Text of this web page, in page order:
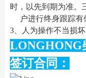
时，以先到期为准。
户进行终身跟踪有
3、人为操作不当损
LONGHONG
签订合同：